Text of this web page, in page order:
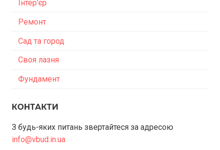
Інтер'єр
Ремонт
Сад та город
Своя лазня
Фундамент
КОНТАКТИ
З будь-яких питань звертайтеся за адресою
info@vbud.in.ua